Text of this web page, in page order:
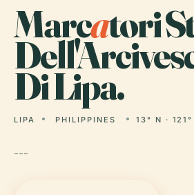
Marcatori
Di Lipa.
LIPA PHILIPPINES 13° N · 121°
---